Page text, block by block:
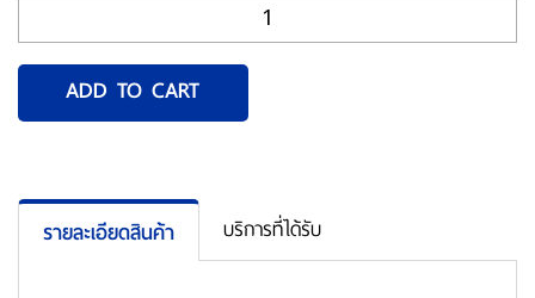
ADD TO CART
รายละเอียดสินค้า บริการที่ได้รับ